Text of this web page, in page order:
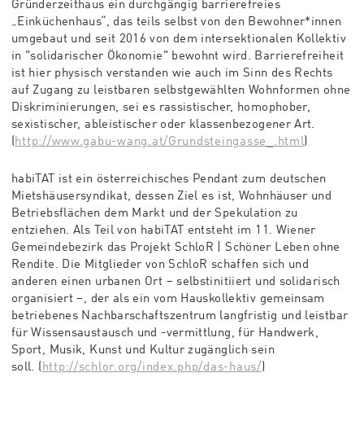
Gründerzeithaus ein durchgängig barrierefreies
„Einküchenhaus“, das teils selbst von den Bewohner*innen
umgebaut und seit 2016 von dem intersektionalen Kollektiv
in "solidarischer Ökonomie" bewohnt wird. Barrierefreiheit
ist hier physisch verstanden wie auch im Sinn des Rechts
auf Zugang zu leistbaren selbstgewählten Wohnformen ohne
Diskriminierungen, sei es rassistischer, homophober,
sexistischer, ableistischer oder klassenbezogener Art.
( http://www.gabu-wang.at/Grundsteingasse_.html)
habiTAT ist ein österreichisches Pendant zum deutschen
Mietshäusersyndikat, dessen Ziel es ist, Wohnhäuser und
Betriebsflächen dem Markt und der Spekulation zu
entziehen. Als Teil von habiTAT entsteht im 11. Wiener
Gemeindebezirk das Projekt SchloR | Schöner Leben ohne
Rendite. Die Mitglieder von SchloR schaffen sich und
anderen einen urbanen Ort – selbstinitiiert und solidarisch
organisiert –, der als ein vom Hauskollektiv gemeinsam
betriebenes Nachbarschaftszentrum langfristig und leistbar
für Wissensaustausch und -vermittlung, für Handwerk,
Sport, Musik, Kunst und Kultur zugänglich sein
soll. ( http://schlor.org/index.php/das-haus/ )